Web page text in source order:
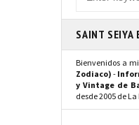
SAINT SEIYA
Bienvenidos a
Zodiaco) -
y Vintage de
desde 2005 de